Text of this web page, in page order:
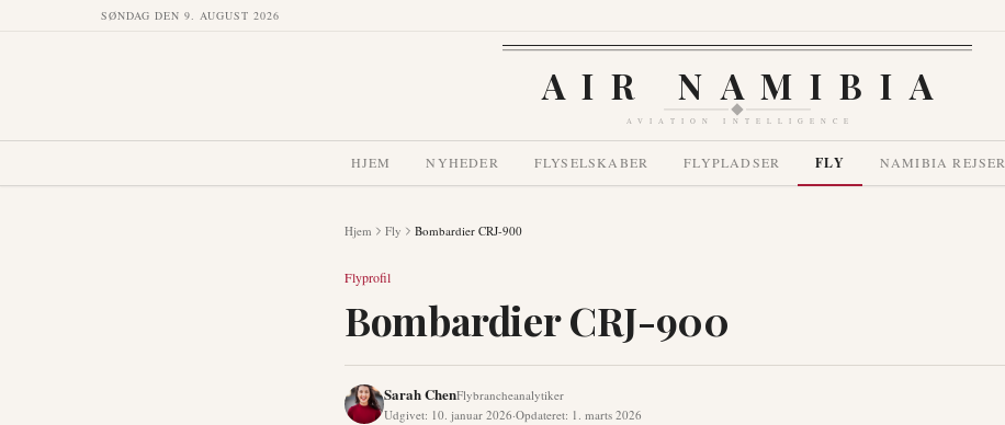
SØNDAG DEN 9. AUGUST 2026
AIR NAMIBIA
AVIATION INTELLIGENCE
HJEM NYHEDER FLYSELSKABER FLYPLADSER FLY NAMIBIA REJSER
Hjem Fly Bombardier CRJ-900
Flyprofil
Bombardier CRJ-900
Sarah ChenFlybrancheanalytiker
Udgivet: 10. januar 2026·Opdateret: 1. marts 2026